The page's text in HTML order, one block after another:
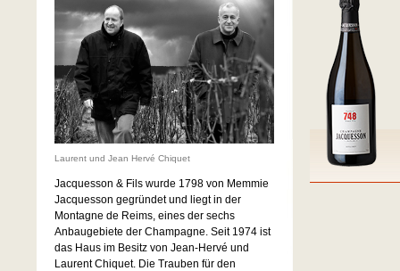
Laurent und Jean Hervé Chiquet
Jacquesson & Fils wurde 1798 von Memmie
Jacquesson gegründet und liegt in der
Montagne de Reims, eines der sechs
Anbaugebiete der Champagne. Seit 1974 ist
das Haus im Besitz von Jean-Hervé und
Laurent Chiquet. Die Trauben für den